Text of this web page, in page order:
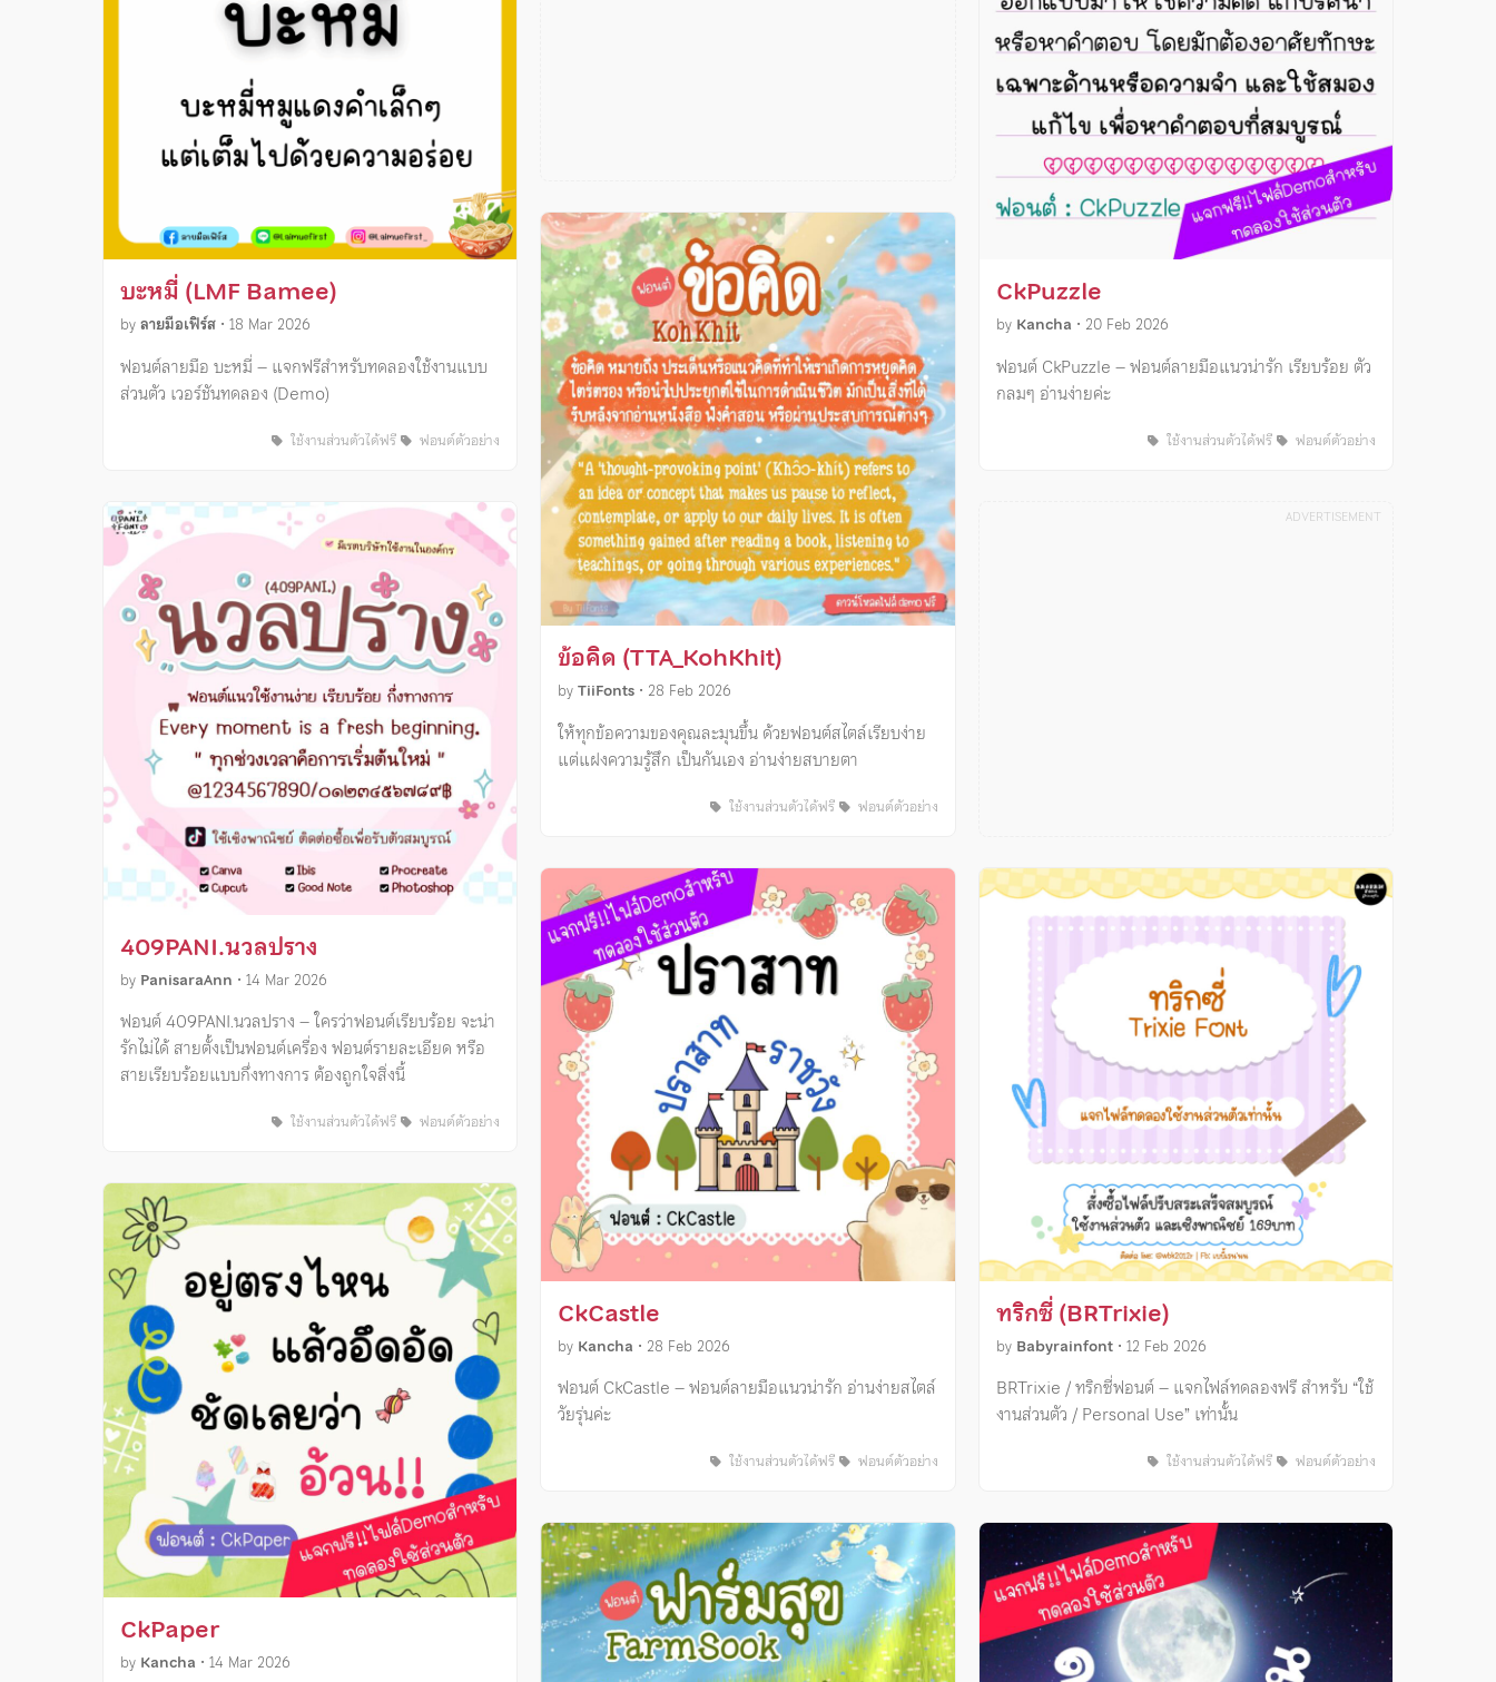
บะหมี่ (LMF Bamee)
byลายมือเฟิร์ส • 18 Mar 2026
ฟอนต์ลายมือ บะหมี่ – แจกฟรีสำหรับทดลองใช้งานแบบ
ส่วนตัว เวอร์ชันทดลอง (Demo)
ใช้งานส่วนตัวได้ฟรี ฟอนต์ตัวอย่าง
409PANI.นวลปราง
by PanisaraAnn • 14 Mar 2026
ฟอนต์ 409PANI.นวลปราง – ใครว่าฟอนต์เรียบร้อย จะน่า
รักไม่ได้ สายตั้งเป็นฟอนต์เครื่อง ฟอนต์รายละเอียด หรือ
สายเรียบร้อยแบบกึ่งทางการ ต้องถูกใจสิ่งนี้
ใช้งานส่วนตัวได้ฟรี ฟอนต์ตัวอย่าง
CkPaper
by Kancha • 14 Mar 2026
ข้อคิด (TTA_KohKhit)
byTiiFonts • 28 Feb 2026
ให้ทุกข้อความของคุณละมุนขึ้น ด้วยฟอนต์สไตล์เรียบง่าย
แต่แฝงความรู้สึก เป็นกันเอง อ่านง่ายสบายตา
ใช้งานส่วนตัวได้ฟรี ฟอนต์ตัวอย่าง
CkCastle
by Kancha • 28 Feb 2026
ฟอนต์ CkCastle – ฟอนต์ลายมือแนวน่ารัก อ่านง่ายสไตล์
วัยรุ่นค่ะ
ใช้งานส่วนตัวได้ฟรี ฟอนต์ตัวอย่าง
CkPuzzle
by Kancha • 20 Feb 2026
ฟอนต์ CkPuzzle – ฟอนต์ลายมือแนวน่ารัก เรียบร้อย ตัว
กลมๆ อ่านง่ายค่ะ
ใช้งานส่วนตัวได้ฟรี ฟอนต์ตัวอย่าง
ทริกซี่ (BRTrixie)
by Babyrainfont• 12 Feb 2026
BRTrixie / ทริกซี่ฟอนต์ – แจกไฟล์ทดลองฟรี สำหรับ “ใช้
งานส่วนตัว / Personal Use” เท่านั้น
ใช้งานส่วนตัวได้ฟรี ฟอนต์ตัวอย่าง